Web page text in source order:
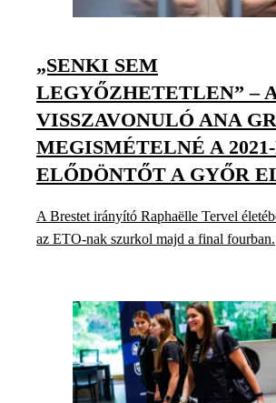
„SENKI SEM
LEGYŐZHETETLEN” –
VISSZAVONULÓ ANA
MEGISMÉTELNÉ A
ELŐDÖNTŐT A GYŐR
A Brestet irányító Raphaëlle Tervel
az ETO-nak szurkol majd a final fourban.